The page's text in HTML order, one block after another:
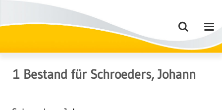
1 Bestand für Schroeders, Johann